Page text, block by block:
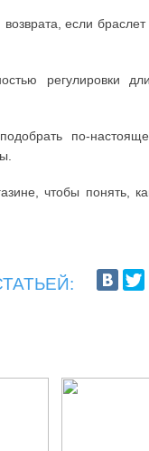
если
регулировки
по-
чтобы понять,